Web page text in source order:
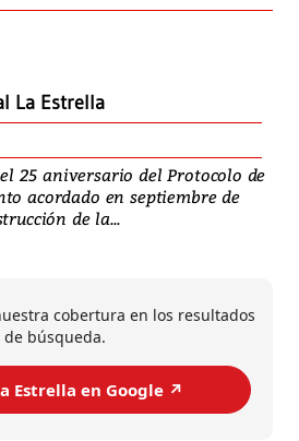
La Estrella
25 aniversario del Protocolo de
acordado en septiembre de
de la...
cobertura en los resultados
de búsqueda.
Estrella en Google ↗️